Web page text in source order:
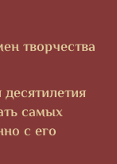
творчества
самых
с его